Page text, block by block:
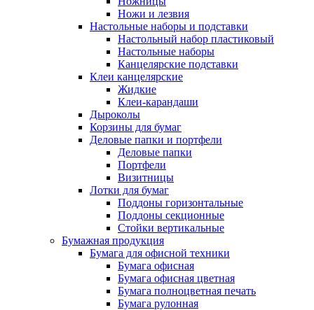
Ножи и лезвия
Настольные наборы и подставки
Настольный набор пластиковый
Настольные наборы
Канцелярские подставки
Клеи канцелярские
Жидкие
Клеи-карандаши
Дыроколы
Корзины для бумаг
Деловые папки и портфели
Деловые папки
Портфели
Визитницы
Лотки для бумаг
Поддоны горизонтальные
Поддоны секционные
Стойки вертикальные
Бумажная продукция
Бумага для офисной техники
Бумага офисная
Бумага офисная цветная
Бумага полноцветная печать
Бумага рулонная